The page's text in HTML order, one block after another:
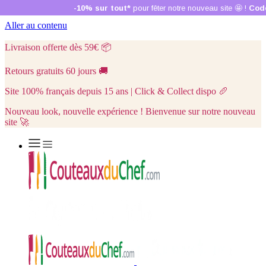
Aller au contenu
Livraison offerte dès 59€ 📦
Retours gratuits 60 jours 🚚
Site 100% français depuis 15 ans | Click & Collect dispo 🥖
Nouveau look, nouvelle expérience ! Bienvenue sur notre nouveau
site 🚀